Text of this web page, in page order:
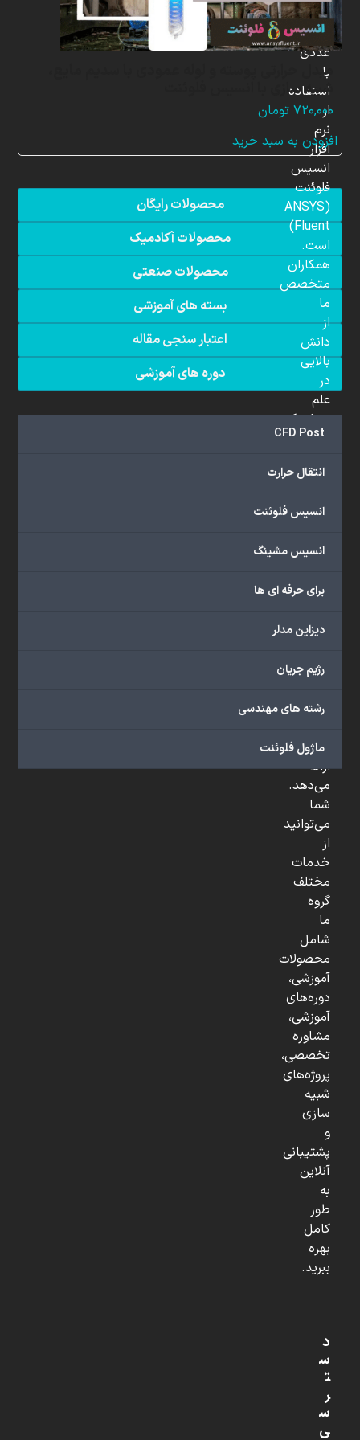
مبدل حرارتی پوسته و لوله عمودی با سدیم مایع،
شبیه سازی با انسیس فلوئنت
۷۲۰,۰۰۰ تومان
افزودن به سبد خرید
محصولات رایگان
محصولات آکادمیک
محصولات صنعتی
بسته های آموزشی
اعتبار سنجی مقاله
دوره های آموزشی
CFD Post
انتقال حرارت
انسیس فلوئنت
انسیس مشینگ
برای حرفه ای ها
دیزاین مدلر
رژیم جریان
رشته های مهندسی
ماژول فلوئنت
شبیه
سازی
عددی
با
استفاده
از
نرم
افزار
انسیس
فلوئنت
(ANSYS
Fluent)
است.
همکاران
متخصص
ما
از
دانش
بالایی
در
علم
دینامیک
سیالات
(CFD)
هستند.
ما
گسترده‌ای
با
دانشگاهی،
صنعتی
...
ارائه
می‌دهد.
شما
می‌توانید
از
خدمات
مختلف
گروه
ما
شامل
محصولات
آموزشی،
دوره‌های
آموزشی،
مشاوره
تخصصی،
پروژه‌های
شبیه
سازی
و
پشتیبانی
آنلاین
به
طور
کامل
بهره
ببرید.
د
س
ت
ر
س
ی